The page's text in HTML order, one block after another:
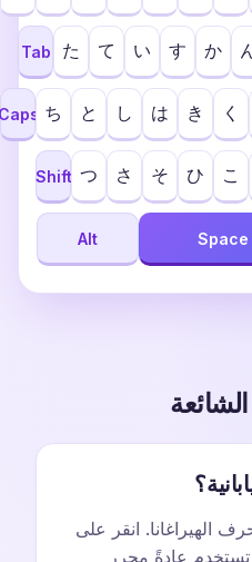
Tab た て い す か
ち と し は き く
Shift つ さ そ ひ こ
Alt Space
الشائعة
الهيراغانا. انقر على
تستخدم عادةً محرر